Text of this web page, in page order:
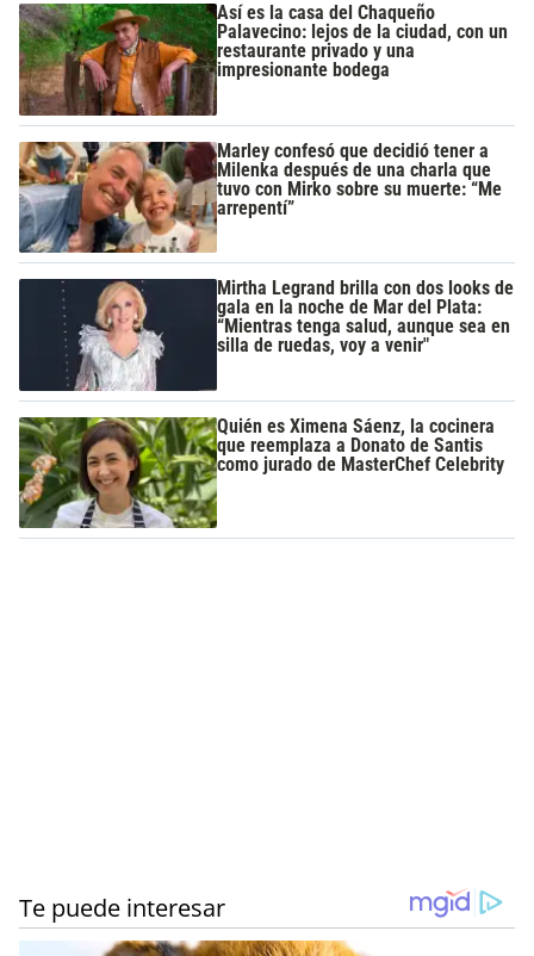
Así es la casa del Chaqueño
Palavecino: lejos de la ciudad, con un
restaurante privado y una
impresionante bodega
Marley confesó que decidió tener a
Milenka después de una charla que
tuvo con Mirko sobre su muerte: “Me
arrepentí”
Mirtha Legrand brilla con dos looks de
gala en la noche de Mar del Plata:
“Mientras tenga salud, aunque sea en
silla de ruedas, voy a venir"
Quién es Ximena Sáenz, la cocinera
que reemplaza a Donato de Santis
como jurado de MasterChef Celebrity